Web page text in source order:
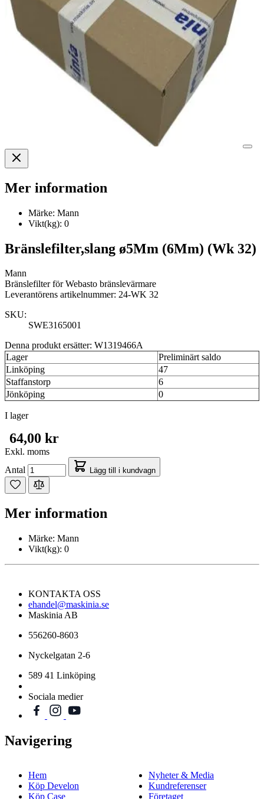
Mer information
Märke: Mann
Vikt(kg): 0
Bränslefilter,slang ø5Mm (6Mm) (Wk 32)
Mann
Bränslefilter för Webasto bränslevärmare
Leverantörens artikelnummer: 24-WK 32
SKU:
SWE3165001
Denna produkt ersätter: W1319466A
Lager
Preliminärt saldo
Linköping
47
Staffanstorp
6
Jönköping
0
I lager
64,00 kr
Exkl. moms
Antal
Lägg till i kundvagn
Mer information
Märke: Mann
Vikt(kg): 0
KONTAKTA OSS
ehandel@maskinia.se
Maskinia AB
556260-8603
Nyckelgatan 2-6
589 41 Linköping
Sociala medier
Navigering
Hem
Köp Develon
Köp Case
Nyheter & Media
Kundreferenser
Företaget